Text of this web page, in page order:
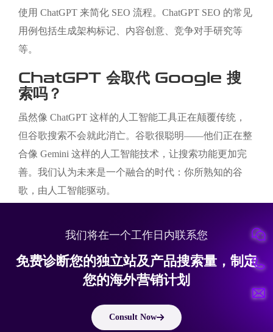
使用 ChatGPT 来简化 SEO 流程。ChatGPT SEO 的常见
用例包括生成架构标记、内容创意、竞争对手研究等
等。
ChatGPT 会取代 Google 搜
索吗？
虽然像 ChatGPT 这样的人工智能工具正在颠覆传统，
但谷歌搜索不会就此消亡。谷歌很聪明——他们正在整
合像 Gemini 这样的人工智能技术，让搜索功能更加完
善。我们认为未来是一个融合的时代：你所熟知的谷
歌，由人工智能驱动。
我们将在一个工作日内联系您
免费诊断您的独立站及产品搜索量，制定
您的海外营销计划
Consult Now